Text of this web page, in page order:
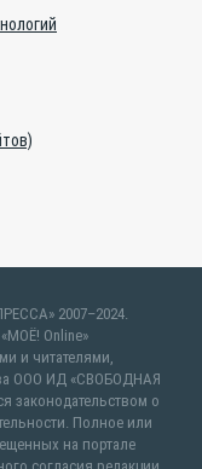
2007–2024.
Online»
и читателями,
ООО ИД «СВОБОДНАЯ
законодательством о
Полное или
на портале